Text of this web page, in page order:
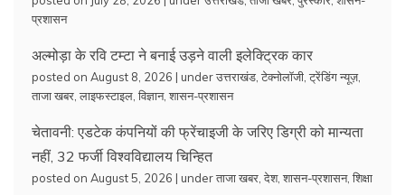
प्रशासन
अल्मोड़ा के रवि टम्टा ने बनाई उड़ने वाली इलेक्ट्रिक कार
posted on August 8, 2026 | underउत्तराखंड टेक्नोलॉजी ट्रेंडिंग न्यूज़,
ताजा खबर लाइफस्टाइल विज्ञान, शासन-प्रशासन
चेतावनी: एडटेक कंपनियों की फ्रेंचाइजी के जरिए डिग्री को मान्यता
नहीं, 32 फर्जी विश्वविद्यालय चिन्हित
posted on August 5, 2026 | underताजा खबर देश, शासन-प्रशासन, शिक्षा